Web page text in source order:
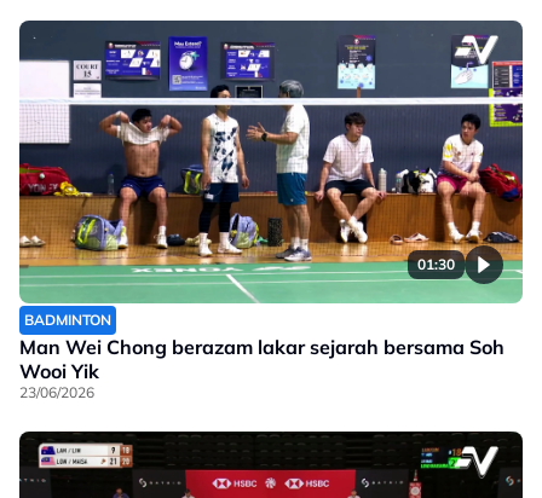
01:30
BADMINTON
Man Wei Chong berazam lakar sejarah bersama Soh
Wooi Yik
23/06/2026